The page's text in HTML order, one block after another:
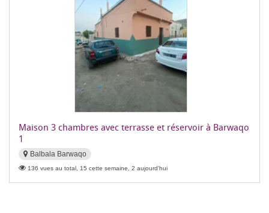
Maison 3 chambres avec terrasse et réservoir à Barwaqo
1
Balbala Barwaqo
136 vues au total, 15 cette semaine, 2 aujourd'hui